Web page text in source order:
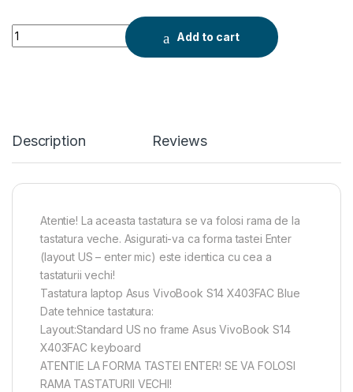
Tastatura Asus Blue VivoBook S14 X403FAC layout US fara
Add to cart
Description Reviews
Atentie! La aceasta tastatura se va folosi rama de la
tastatura veche. Asigurati-va ca forma tastei Enter
(layout US – enter mic) este identica cu cea a
tastaturii vechi!
Tastatura laptop Asus VivoBook S14 X403FAC Blue
Date tehnice tastatura:
Layout:Standard US no frame Asus VivoBook S14
X403FAC keyboard
ATENTIE LA FORMA TASTEI ENTER! SE VA FOLOSI
RAMA TASTATURII VECHI!